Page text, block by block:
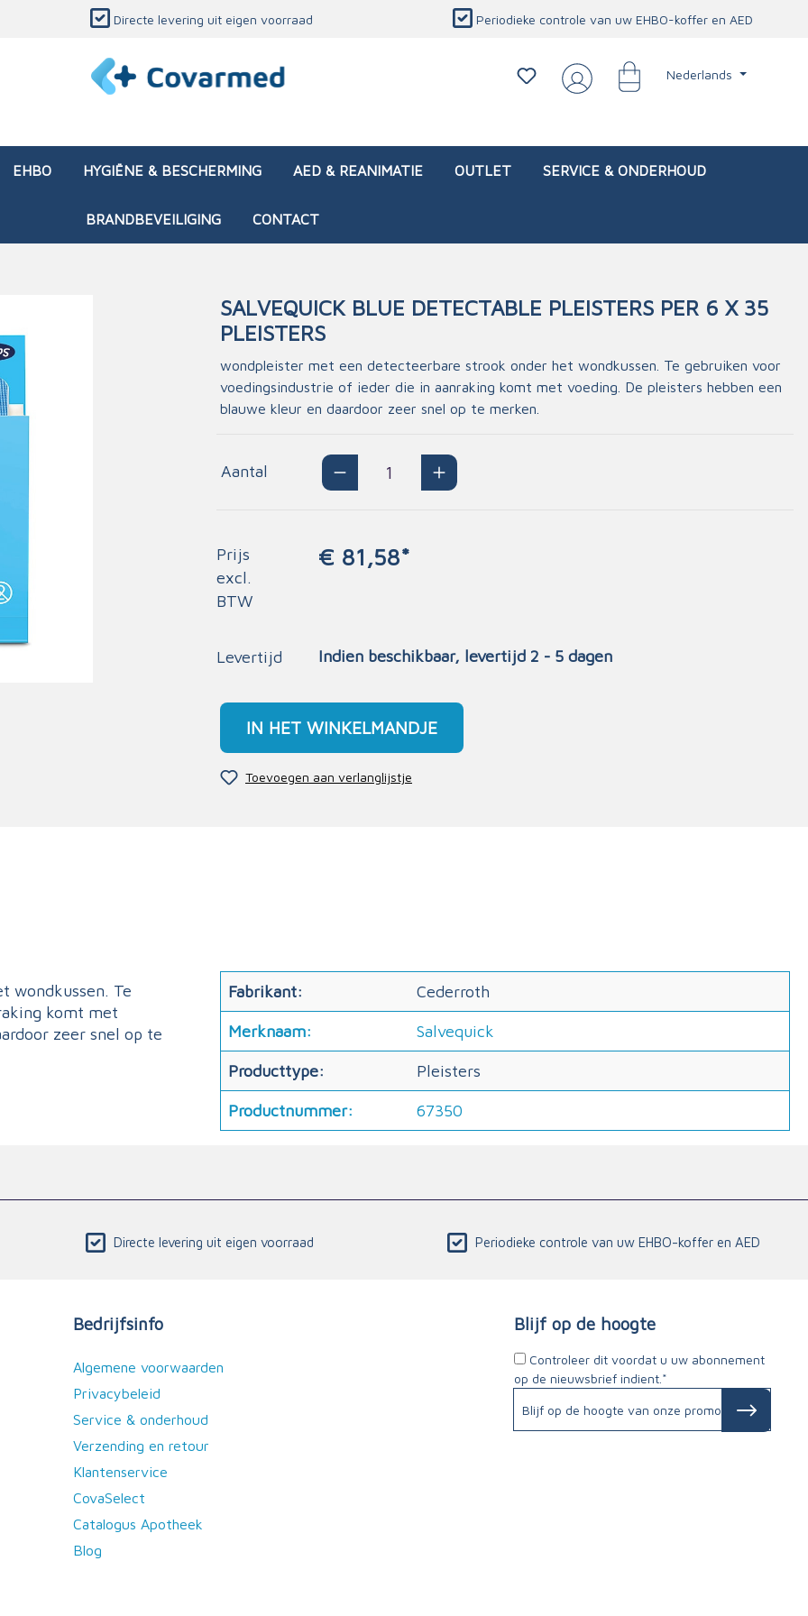
Directe levering uit eigen voorraad Periodieke controle van uw EHBO-koffer en AED
Nederlands
EHBO HYGIËNE & BESCHERMING AED & REANIMATIE OUTLET SERVICE & ONDERHOUD
BRANDBEVEILIGING CONTACT
(leeg) Interventietassen (gevuld)
onderhoud
& verbanden
Huid & wondzorg
Brandwonden - chemisch
Brandwonden - thermisch
Spieren en gewrichten
Huidreiniging
Oogspoelstations
Oogspoeling
Diagnose
Bloeddruk- en stethoscoop
Glucose
EHBO-stations
en papierwaren
Divers medisch materiaal
Brandwerend deken
CO-detector
Opleidingsmateriaal
SALVEQUICK BLUE DETECTABLE PLEISTERS PER 6 X 35
PLEISTERS
wondpleister met een detecteerbare strook onder het wondkussen. Te gebruiken voor
voedingsindustrie of ieder die in aanraking komt met voeding. De pleisters hebben een
blauwe kleur en daardoor zeer snel op te merken.
Aantal
Prijs
excl.
BTW
€ 81,58*
Levertijd Indien beschikbaar, levertijd 2 - 5 dagen
IN HET WINKELMANDJE
Toevoegen aan verlanglijstje
wondkussen. Te
komt met
zeer snel op te
Fabrikant: Cederroth
Merknaam: Salvequick
Producttype: Pleisters
Productnummer: 67350
Directe levering uit eigen voorraad Periodieke controle van uw EHBO-koffer en AED
Bedrijfsinfo
Algemene voorwaarden
Privacybeleid
Service & onderhoud
Verzending en retour
Klantenservice
CovaSelect
Catalogus Apotheek
Blog
Blijf op de hoogte
Controleer dit voordat u uw abonnement
op de nieuwsbrief indient.*